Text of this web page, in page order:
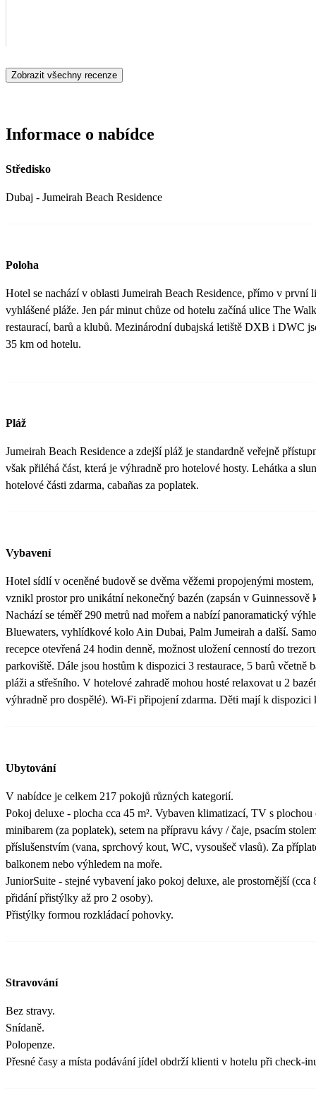
Zobrazit všechny recenze
Informace o nabídce
Středisko
Dubaj - Jumeirah Beach Residence
Poloha
Hotel se nachází v oblasti Jumeirah Beach Residence, přímo v první
vyhlášené pláže. Jen pár minut chůze od hotelu začíná ulice The
restaurací, barů a klubů. Mezinárodní dubajská letiště DXB i DWC
35 km od hotelu.
Pláž
Jumeirah Beach Residence a zdejší pláž je standardně veřejně
však přiléhá část, která je výhradně pro hotelové hosty. Lehátka a
hotelové části zdarma, cabañas za poplatek.
Vybavení
Hotel sídlí v oceněné budově se dvěma věžemi propojenými
vznikl prostor pro unikátní nekonečný bazén (zapsán v Guinnessově
Nachází se téměř 290 metrů nad mořem a nabízí panoramatický
Bluewaters, vyhlídkové kolo Ain Dubai, Palm Jumeirah a další.
recepce otevřená 24 hodin denně, možnost uložení cenností do
parkoviště. Dále jsou hostům k dispozici 3 restaurace, 5 barů včetně
pláži a střešního. V hotelové zahradě mohou hosté relaxovat u 2
výhradně pro dospělé). Wi-Fi připojení zdarma. Děti mají k dispozici
Ubytování
V nabídce je celkem 217 pokojů různých kategorií.
Pokoj deluxe - plocha cca 45 m². Vybaven klimatizací, TV s plochou
minibarem (za poplatek), setem na přípravu kávy / čaje, psacím
příslušenstvím (vana, sprchový kout, WC, vysoušeč vlasů). Za
balkonem nebo výhledem na moře.
JuniorSuite - stejné vybavení jako pokoj deluxe, ale prostornější (cca
přidání přistýlky až pro 2 osoby).
Přistýlky formou rozkládací pohovky.
Stravování
Bez stravy.
Snídaně.
Polopenze.
Přesné časy a místa podávání jídel obdrží klienti v hotelu při check-